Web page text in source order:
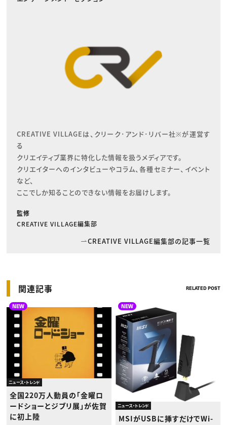
CREATIVE VILLAGEは、クリーク･アンド･リバー社※が運営す
る
クリエイティブ業界に特化した情報を扱うメディアです。
クリエイターへのインタビューやコラム、各種セミナー、イベント
など、
ここでしか知ることのできない情報をお届けします。
監修
CREATIVE VILLAGE編集部
CREATIVE VILLAGE編集部の記事一覧
関連記事 RELATED POST
NEW
ニュース・トレンド
全国220万人動員の「金曜ロ
ードショーとジブリ展」が佐賀
に初上陸
NEW
ニュース・トレンド
MSIがUSBに挿すだけでWi-